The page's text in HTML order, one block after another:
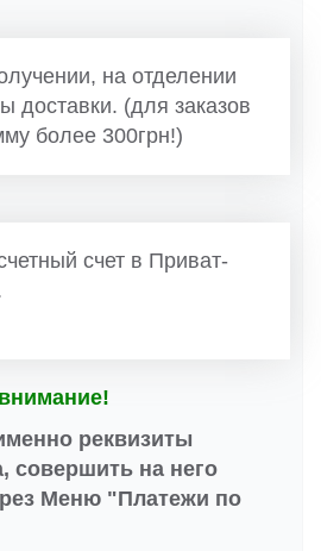
на отделении
доставки. (для заказов
более 300грн!)
счет в Приват-
реквизиты
совершить на него
Меню "Платежи по